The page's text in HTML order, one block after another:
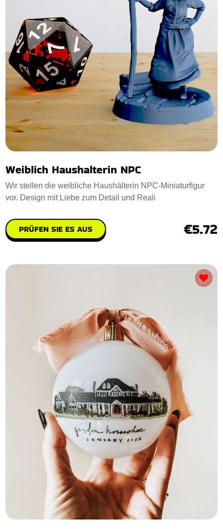
Weiblich Haushalterin NPC
Wir stellen die weibliche Haushälterin NPC-Miniaturfigur
vor. Design mit Liebe zum Detail und Reali
PRÜFEN SIE ES AUS €5.72